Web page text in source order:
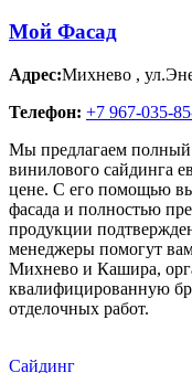
Мой Фасад
Адрес:Михнево ,
Телефон: +7 967-035-
Мы предлагаем полный
винилового сайдинга
цене. С его помощью
фасада и полностью
продукции
менеджеры помогут
Михнево и Кашира,
квалифицированную
отделочных работ.
Сайдинг